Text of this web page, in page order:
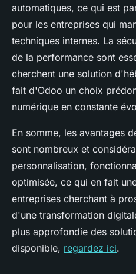
automatiques, ce qui est
pour les entreprises qui
techniques internes. La
de la performance sont
cherchent une solution
fait d'Odoo un choix
numérique en constante
En somme, les avantages
sont nombreux et
personnalisation,
optimisée, ce qui en fait
entreprises cherchant à
d'une transformation
plus approfondie des
disponible, regardez ici.